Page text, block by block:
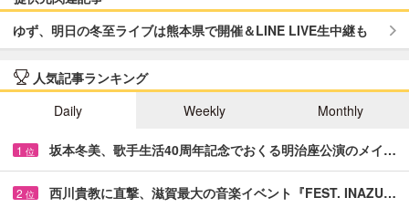
ゆず、明日の冬至ライブは熊本県で開催＆LINE LIVE生中継も
人気記事ランキング
Daily
Weekly Monthly
1 位 坂本冬美、歌手生活40周年記念でおくる明治座公演のメイ…
2 位 西川貴教に直撃、滋賀最大の音楽イベント『FEST. INAZU…